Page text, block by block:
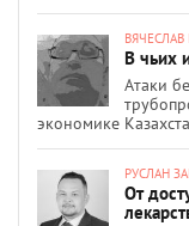
В чьих
Атаки
экономике
РУСЛАН
От